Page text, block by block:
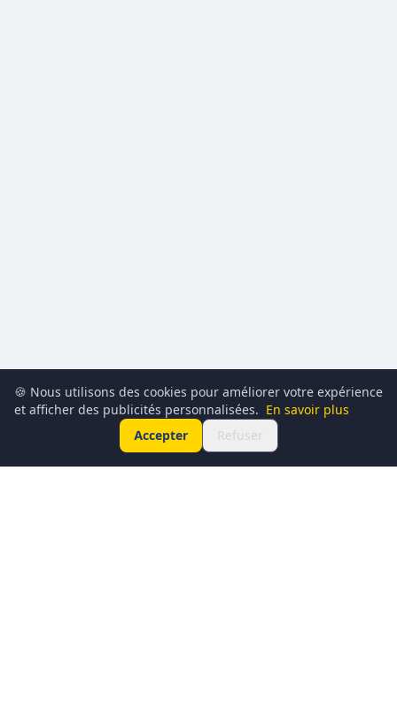
🍪 Nous utilisons des cookies pour améliorer votre expérience
et afficher des publicités personnalisées. En savoir plus
Accepter
Refuser